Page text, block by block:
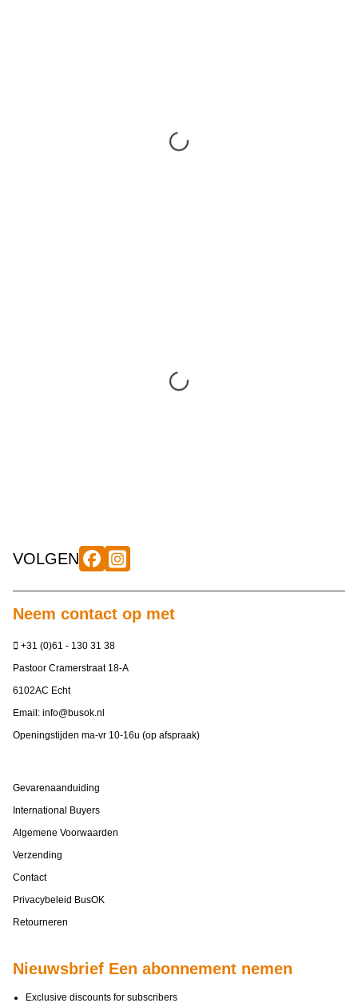
VOLGEN
Neem contact op met
+31 (0)61 - 130 31 38
Pastoor Cramerstraat 18-A
6102AC Echt
Email: info@busok.nl
Openingstijden ma-vr 10-16u (op afspraak)
Gevarenaanduiding
International Buyers
Algemene Voorwaarden
Verzending
Contact
Privacybeleid BusOK
Retourneren
Nieuwsbrief Een abonnement nemen
Exclusive discounts for subscribers